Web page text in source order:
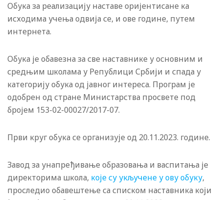
Обука за реализацију наставе оријентисане ка
исходима учења одвија се, и ове године, путем
интернета.
Обука је обавезна за све наставнике у основним и
средњим школама у Републици Србији и спада у
категорију обука од јавног интереса. Програм је
одобрен од стране Министарства просвете под
бројем 153-02-00027/2017-07.
Први круг обука се организује од 20.11.2023. године.
Завод за унапређивање образовања и васпитања је
директорима школа, које су укључене у ову обуку,
проследио обавештење са списком наставника који